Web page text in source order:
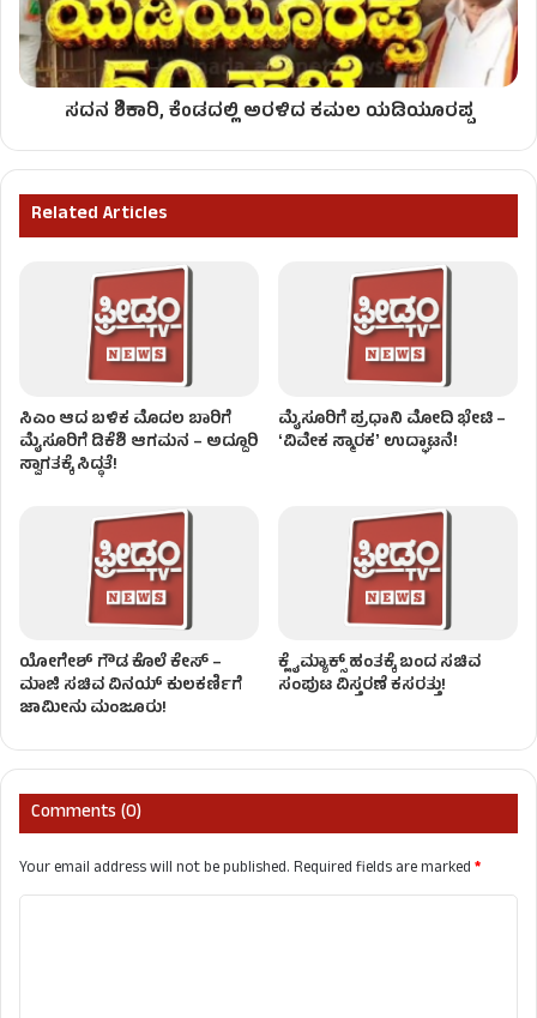
ಸದನ ಶಿಕಾರಿ, ಕೆಂಡದಲ್ಲಿ ಅರಳಿದ ಕಮಲ ಯಡಿಯೂರಪ್ಪ
Related Articles
ಸಿಎಂ ಆದ ಬಳಿಕ ಮೊದಲ ಬಾರಿಗೆ
ಮೈಸೂರಿಗೆ ಡಿಕೆಶಿ ಆಗಮನ – ಅದ್ದೂರಿ
ಸ್ವಾಗತಕ್ಕೆ ಸಿದ್ಧತೆ!
ಮೈಸೂರಿಗೆ ಪ್ರಧಾನಿ ಮೋದಿ ಭೇಟಿ –
ʻವಿವೇಕ ಸ್ಮಾರಕʼ ಉದ್ಘಾಟನೆ!
ಯೋಗೇಶ್ ಗೌಡ ಕೊಲೆ ಕೇಸ್ –
ಮಾಜಿ ಸಚಿವ ವಿನಯ್ ಕುಲಕರ್ಣಿಗೆ
ಜಾಮೀನು ಮಂಜೂರು!
ಕ್ಲೈಮ್ಯಾಕ್ಸ್ ಹಂತಕ್ಕೆ ಬಂದ ಸಚಿವ
ಸಂಪುಟ ವಿಸ್ತರಣೆ ಕಸರತ್ತು!
Comments (0)
Your email address will not be published.Required fields are marked*